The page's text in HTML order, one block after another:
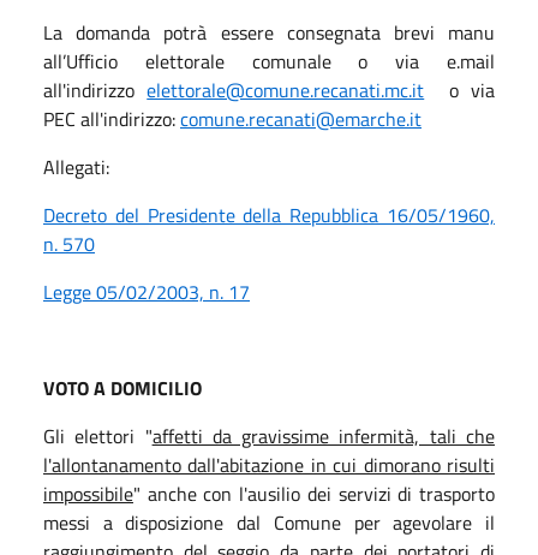
La domanda potrà essere consegnata brevi manu
all’Ufficio elettorale comunale o via e.mail
all'indirizzoelettorale@comune.recanati.mc.it o via
PEC all'indirizzo:comune.recanati@emarche.it
Allegati:
Decreto del Presidente della Repubblica 16/05/1960,
n. 570
Legge 05/02/2003, n. 17
VOTO A DOMICILIO
Gli elettori "affetti da gravissime infermità, tali che
l'allontanamento dall'abitazione in cui dimorano risulti
impossibile" anche con l'ausilio dei servizi di trasporto
messi a disposizione dal Comune per agevolare il